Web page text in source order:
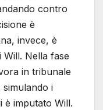
contro
è
invece, è
Nella fase
in tribunale
i
è imputato Will.